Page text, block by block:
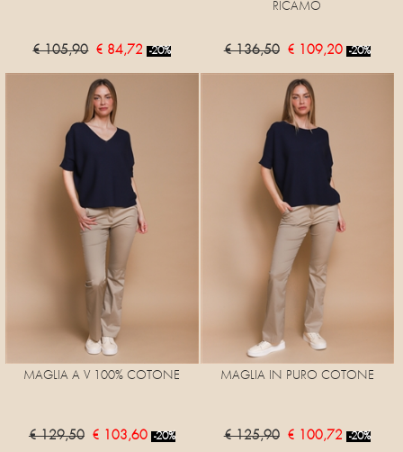
€ 105,90 € 84,72 -20%
RICAMO
€ 136,50 € 109,20 -20%
MAGLIA A V 100% COTONE
€ 129,50 € 103,60 -20%
MAGLIA IN PURO COTONE
€ 125,90 € 100,72 -20%